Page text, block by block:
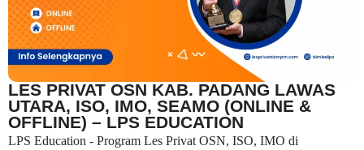
LES PRIVAT OSN KAB. PADANG LAWAS
UTARA, ISO, IMO, SEAMO (ONLINE &
OFFLINE) – LPS EDUCATION
LPS Education - Program Les Privat OSN, ISO, IMO di